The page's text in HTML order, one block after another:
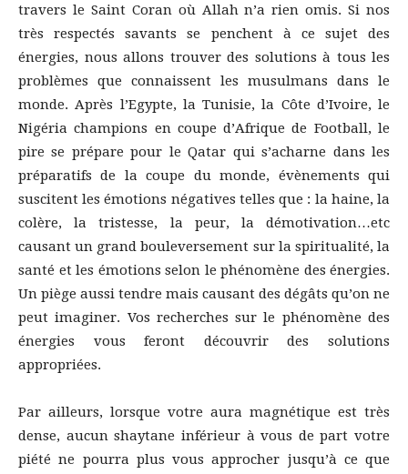
travers le Saint Coran où Allah n’a rien omis. Si nos
très respectés savants se penchent à ce sujet des
énergies, nous allons trouver des solutions à tous les
problèmes que connaissent les musulmans dans le
monde. Après l’Egypte, la Tunisie, la Côte d’Ivoire, le
Nigéria champions en coupe d’Afrique de Football, le
pire se prépare pour le Qatar qui s’acharne dans les
préparatifs de la coupe du monde, évènements qui
suscitent les émotions négatives telles que : la haine, la
colère, la tristesse, la peur, la démotivation…etc
causant un grand bouleversement sur la spiritualité, la
santé et les émotions selon le phénomène des énergies.
Un piège aussi tendre mais causant des dégâts qu’on ne
peut imaginer. Vos recherches sur le phénomène des
énergies vous feront découvrir des solutions
appropriées.
Par ailleurs, lorsque votre aura magnétique est très
dense, aucun shaytane inférieur à vous de part votre
piété ne pourra plus vous approcher jusqu’à ce que